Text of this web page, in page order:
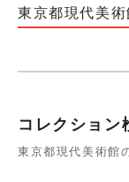
東京都現代美
コレクション
東京都現代美術館